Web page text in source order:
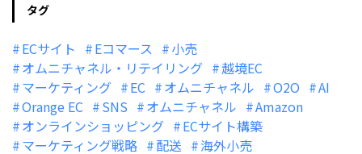
タグ
ECサイト Eコマース
小売
オムニチャネル・リテイリング
越境EC
マーケティング
EC オムニチャネル O2O
AI
Orange EC
SNS オムニチャネル
Amazon
オンラインショッピング
ECサイト構築
マーケティング戦略
配送
海外小売